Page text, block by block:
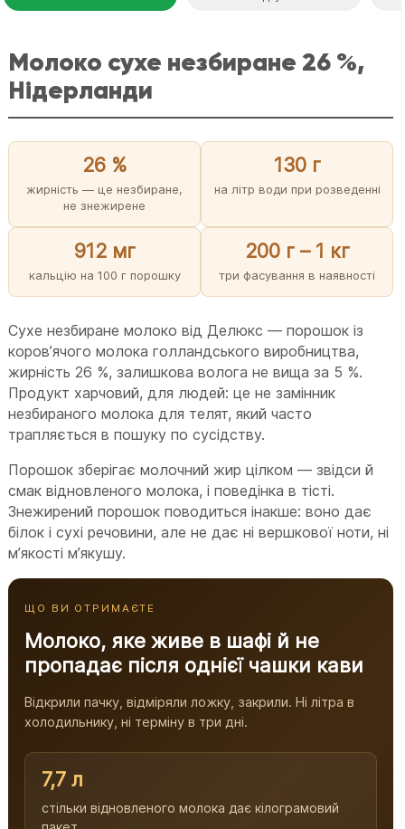
Молоко сухе незбиране 26 %,
Нідерланди
26 %
жирність — це незбиране,
не знежирене
130 г
на літр води при розведенні
912 мг
кальцію на 100 г порошку
200 г – 1 кг
три фасування в наявності
Сухе незбиране молоко від Делюкс — порошок із
коровʼячого молока голландського виробництва,
жирність 26 %, залишкова волога не вища за 5 %.
Продукт харчовий, для людей: це не замінник
незбираного молока для телят, який часто
трапляється в пошуку по сусідству.
Порошок зберігає молочний жир цілком — звідси й
смак відновленого молока, і поведінка в тісті.
Знежирений порошок поводиться інакше: воно дає
білок і сухі речовини, але не дає ні вершкової ноти, ні
мʼякості мʼякушу.
ЩО ВИ ОТРИМАЄТЕ
Молоко, яке живе в шафі й не
пропадає після однієї чашки кави
Відкрили пачку, відміряли ложку, закрили. Ні літра в
холодильнику, ні терміну в три дні.
7,7 л
стільки відновленого молока дає кілограмовий